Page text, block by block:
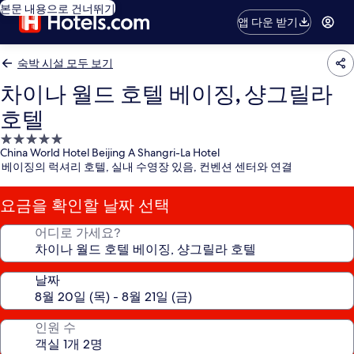
본문 내용으로 건너뛰기
앱 다운 받기
숙박 시설 모두 보기
차이나 월드 호텔 베이징, 샹그릴라
호텔
5.0
성
급
숙
박
시
China World Hotel Beijing A Shangri-La Hotel
베이징의 럭셔리 호텔, 실내 수영장 있음, 컨벤션 센터와 연결
요금을 확인할 날짜 선택
어디로 가세요?
날짜
인원 수